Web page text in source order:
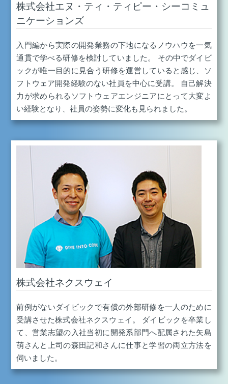
株式会社エヌ・ティ・ティピー・シーコミュ
ニケーションズ
入門編から実際の開発業務の下地になるノウハウを一気
通貫で学べる研修を検討していました。 その中でダイビ
ックが唯一目的に見合う研修を運営していると感じ、ソ
フトウェア開発経験のない社員を中心に受講。 自己解決
力が求められるソフトウェアエンジニアにとって大変よ
い経験となり、社員の姿勢に変化も見られました。
株式会社ネクスウェイ
前例がないダイビックで有償の外部研修を一人のために
受講させた株式会社ネクスウェイ。 ダイビックを卒業し
て、営業志望の入社当初に開発系部門へ配属された矢島
萌さんと上司の森田記和さんに仕事と学習の両立方法を
伺いました。